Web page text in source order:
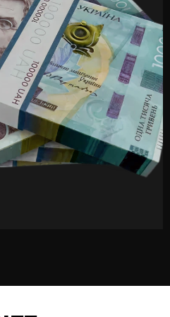
з питань пожежної безпеки
з питань пожежної
для всіх працівників без
за змістом програми,
безпеки
безпеки буває вступний,
Він проводиться